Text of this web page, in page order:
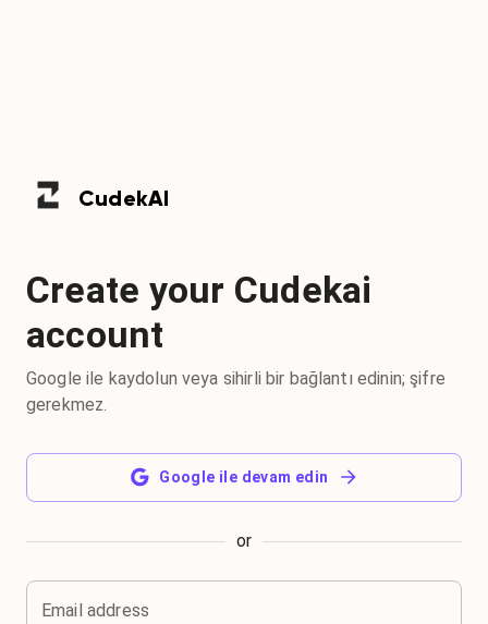
CudekAI
Create your Cudekai
account
Google ile kaydolun veya sihirli bir bağlantı edinin; şifre
gerekmez.
Google ile devam edin
or
Email address